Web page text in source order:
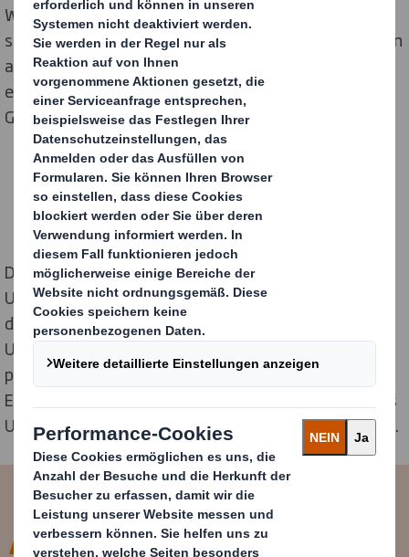
Wir freuen uns sehr, dass uns das Time Magazine in
seiner Liste der weltweit nachhaltigsten Unternehmen
als bestplatziertes Verpackungsunternehmen und als
eines von nur zwei Produktionsunternehmen in
Großbritannien ausgezeichnet hat.
Die exklusive Liste des Time Magazine
Unternehmen hervor, die bedeutende Fortschritte bei
der Priorisierung von Nachhaltigkeit und
Umweltverantwortung gemacht haben. Diese
prestigeträchtige Auszeichnung bestätigt unser
Engagement für Nachhaltigkeit, das uns als führendes
Unternehmen in der Verpackungsbranche auszeichnet.